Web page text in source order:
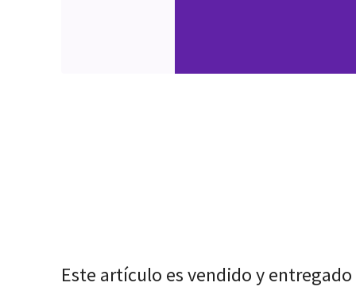
Este artículo es vendido y